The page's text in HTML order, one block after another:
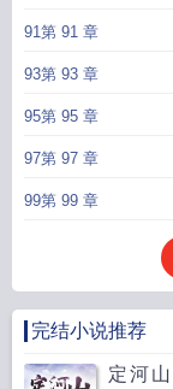
91第 91 章
93第 93 章
95第 95 章
97第 97 章
99第 99 章
完结小说推荐
定河山